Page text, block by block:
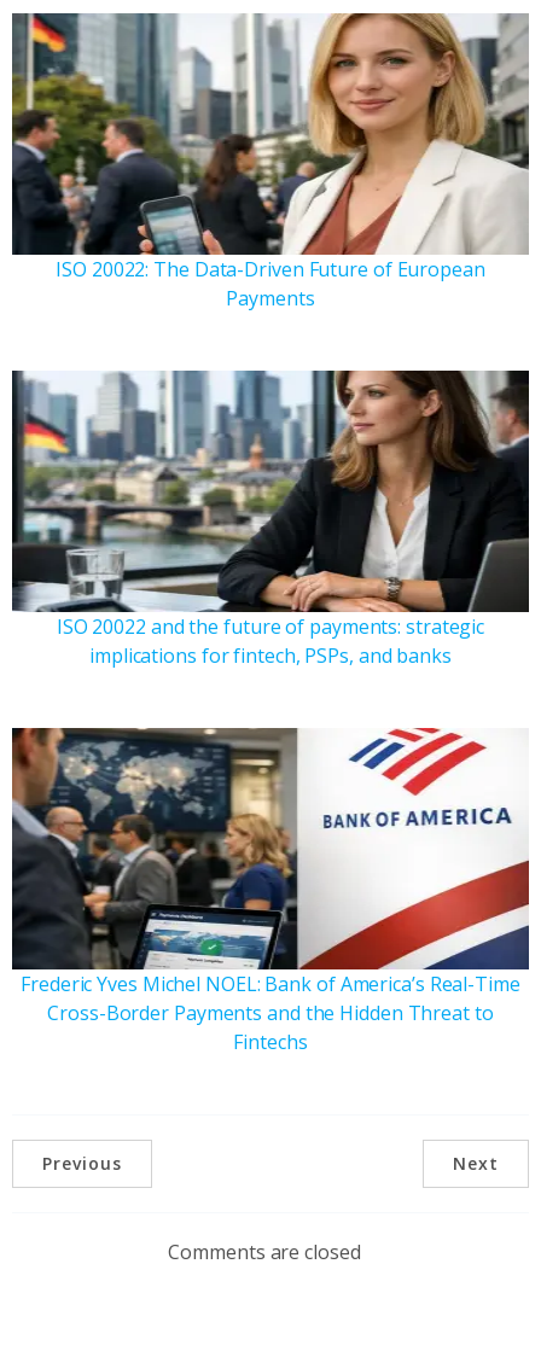
ISO 20022: The Data-Driven Future of European
Payments
ISO 20022 and the future of payments: strategic
implications for fintech, PSPs, and banks
Frederic Yves Michel NOEL: Bank of America’s Real-Time
Cross-Border Payments and the Hidden Threat to
Fintechs
Previous Next
Comments are closed